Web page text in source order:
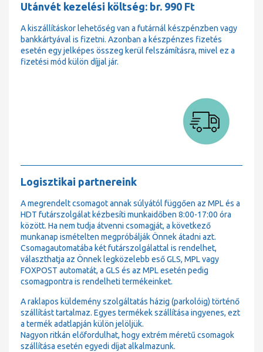
Utánvét kezelési költség: br. 990 Ft
A kiszállításkor lehetőség van a futárnál készpénzben vagy
bankkártyával is fizetni. Azonban a készpénzes fizetés
esetén egy jelképes összeg kerül felszámításra, mivel ez a
fizetési mód külön díjjal jár.
Logisztikai partnereink
A megrendelt csomagot annak súlyától függően az MPL és a
HDT futárszolgálat kézbesíti munkaidőben 8:00-17:00 óra
között. Ha nem tudja átvenni csomagját, a következő
munkanap ismételten megpróbálják Önnek átadni azt.
Csomagautomatába két futárszolgálattal is rendelhet,
választhatja az Önnek legközelebb eső GLS, MPL vagy
FOXPOST automatát, a GLS és az MPL esetén pedig
csomagpontra is rendelheti termékeinket.
A raklapos küldemény szolgáltatás házig (parkolóig) történő
szállítást tartalmaz. Egyes termékek szállítása ingyenes, ezt
a termék adatlapján külön jelöljük.
Nagyon ritkán előfordulhat, hogy extrém méretű csomagok
szállítása esetén egyedi díjat alkalmazunk.